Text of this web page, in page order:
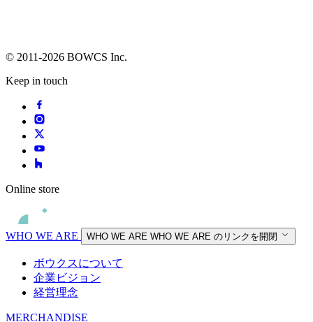
© 2011-2026 BOWCS Inc.
Keep in touch
Online store
WHO WE ARE WHO WE ARE WHO WE ARE のリンクを開閉
ボウクスについて
企業ビジョン
経営理念
MERCHANDISE